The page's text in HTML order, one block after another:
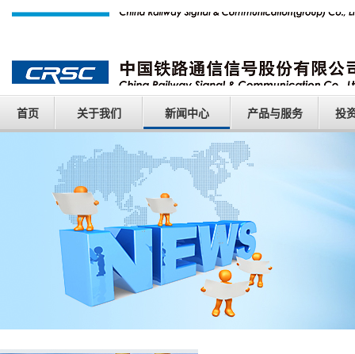
首页 关于我们 新闻中心 产品与服务 投